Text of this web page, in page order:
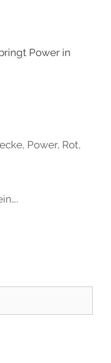
Power in
, Power, Rot,